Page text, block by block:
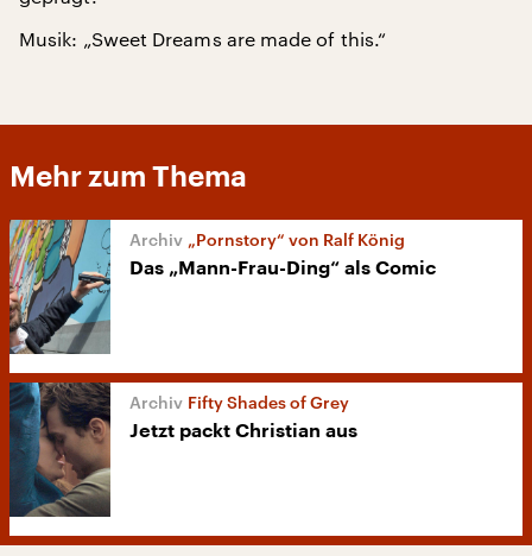
Musik: „Sweet Dreams are made of this.“
Mehr zum Thema
„Pornstory“ von Ralf König
Das „Mann-Frau-Ding“ als Comic
Fifty Shades of Grey
Jetzt packt Christian aus